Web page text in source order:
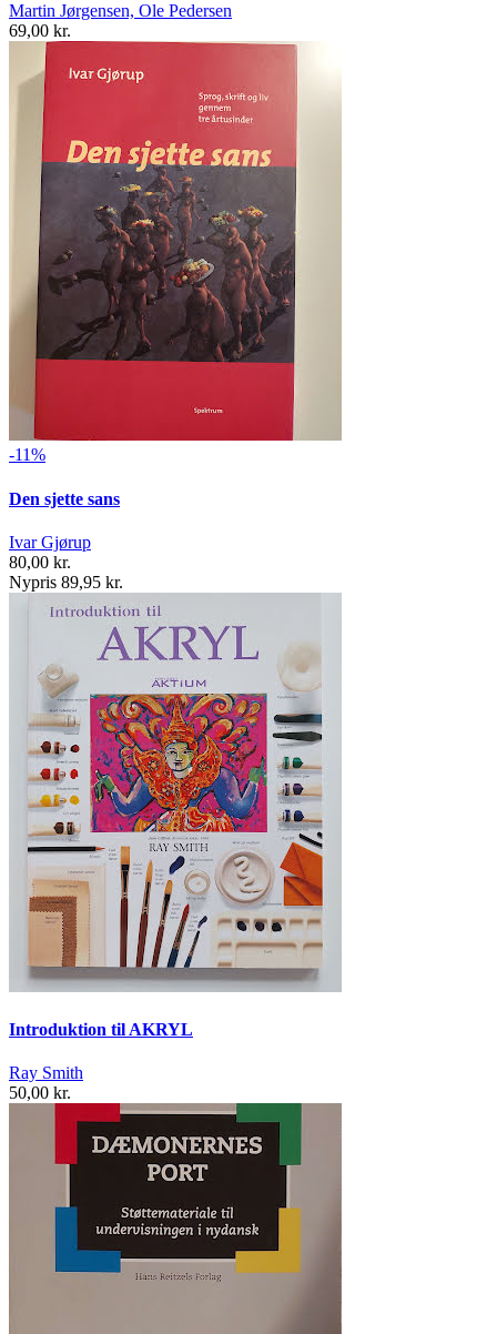
Martin Jørgensen, Ole Pedersen
69,00 kr.
-11%
Den sjette sans
Ivar Gjørup
80,00 kr.
Nypris 89,95 kr.
Introduktion til AKRYL
Ray Smith
50,00 kr.